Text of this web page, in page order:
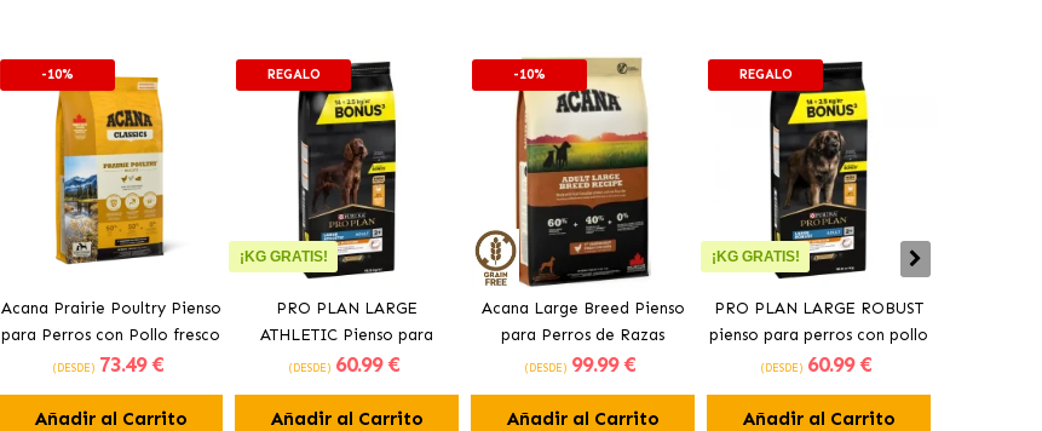
-10%
Acana Prairie Poultry Pienso
para Perros con Pollo fresco
(DESDE) 73.49 €
Añadir al Carrito
REGALO
¡KG GRATIS!
PRO PLAN LARGE
ATHLETIC Pienso para
perros con pollo
(DESDE) 60.99 €
Añadir al Carrito
-10%
Acana Large Breed Pienso
para Perros de Razas
Grandes con Pollo
(DESDE) 99.99 €
Añadir al Carrito
REGALO
¡KG GRATIS!
PRO PLAN LARGE ROBUST
pienso para perros con pollo
(DESDE) 60.99 €
Añadir al Carrito